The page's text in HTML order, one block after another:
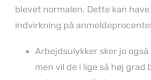
blevet normalen. Dette kan have
indvirkning på
Arbejdsulykker sker jo også
men vil de i lige så høj grad